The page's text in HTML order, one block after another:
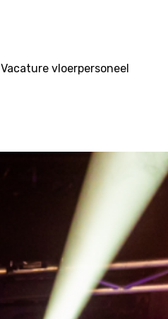
Vacature vloerpersoneel